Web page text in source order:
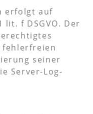
erfolgt auf
lit. f DSGVO. Der
fehlerfreien
seiner
Server-Log-